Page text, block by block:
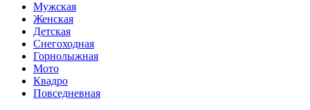
Мужская
Женская
Детская
Снегоходная
Горнолыжная
Мото
Квадро
Повседневная